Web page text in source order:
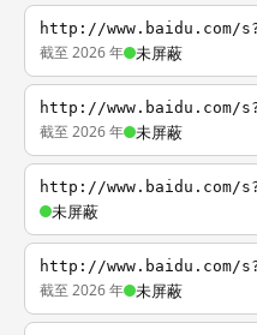
http://www.baidu.com/
截至 2026 年 未屏蔽
http://www.baidu.com/
截至 2026 年 未屏蔽
http://www.baidu.com/
未屏蔽
http://www.baidu.com/
截至 2026 年 未屏蔽